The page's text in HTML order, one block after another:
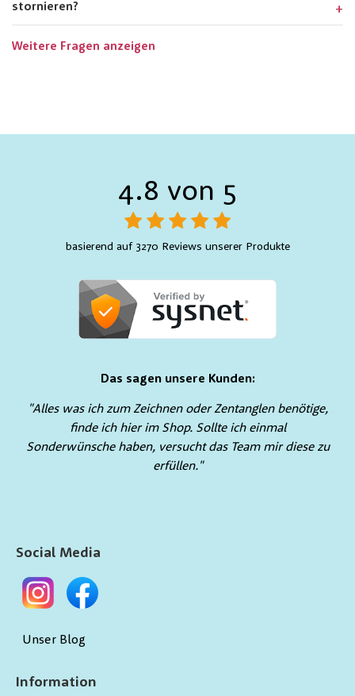
stornieren?
Weitere Fragen anzeigen
4.8 von 5
basierend auf 3270 Reviews unserer Produkte
Das sagen unsere Kunden:
"Alles was ich zum Zeichnen oder Zentanglen benötige,
finde ich hier im Shop. Sollte ich einmal
Sonderwünsche haben, versucht das Team mir diese zu
erfüllen."
Information
Social Media
Unser Blog